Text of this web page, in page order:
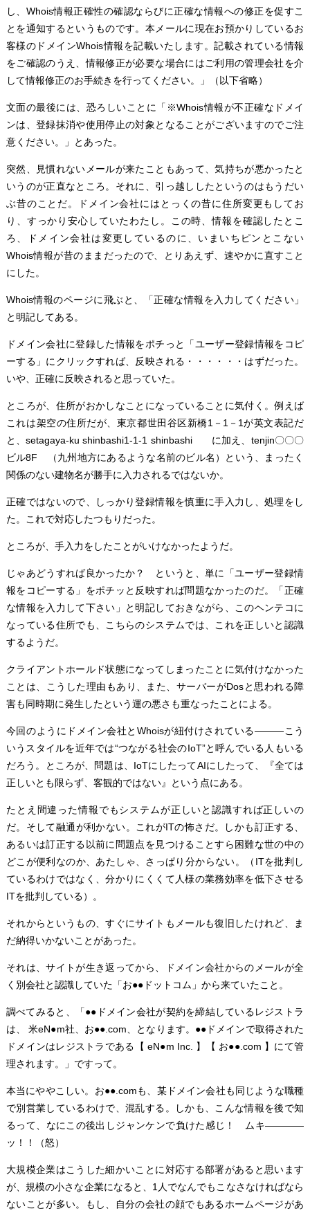
し、Whois情報正確性の確認ならびに正確な情報への修正を促すこ
とを通知するというものです。本メールに現在お預かりしているお
客様のドメインWhois情報を記載いたします。記載されている情報
をご確認のうえ、情報修正が必要な場合にはご利用の管理会社を介
して情報修正のお手続きを行ってください。」（以下省略）
文面の最後には、恐ろしいことに「※Whois情報が不正確なドメイ
ンは、登録抹消や使用停止の対象となることがございますのでご注
意ください。」とあった。
突然、見慣れないメールが来たこともあって、気持ちが悪かったと
いうのが正直なところ。それに、引っ越ししたというのはもうだい
ぶ昔のことだ。ドメイン会社にはとっくの昔に住所変更もしてお
り、すっかり安心していたわたし。この時、情報を確認したとこ
ろ、ドメイン会社は変更しているのに、いまいちピンとこない
Whois情報が昔のままだったので、とりあえず、速やかに直すこと
にした。
Whois情報のページに飛ぶと、「正確な情報を入力してください」
と明記してある。
ドメイン会社に登録した情報をポチっと「ユーザー登録情報をコピ
ーする」にクリックすれば、反映される・・・・・・はずだった。
いや、正確に反映されると思っていた。
ところが、住所がおかしなことになっていることに気付く。例えば
これは架空の住所だが、東京都世田谷区新橋1－1－1が英文表記だ
と、setagaya-ku shinbashi1-1-1 shinbashi に加え、tenjin〇〇〇
ビル8F （九州地方にあるような名前のビル名）という、まったく
関係のない建物名が勝手に入力されるではないか。
正確ではないので、しっかり登録情報を慎重に手入力し、処理をし
た。これで対応したつもりだった。
ところが、手入力をしたことがいけなかったようだ。
じゃあどうすれば良かったか？ というと、単に「ユーザー登録情
報をコピーする」をポチッと反映すれば問題なかったのだ。「正確
な情報を入力して下さい」と明記しておきながら、このヘンテコに
なっている住所でも、こちらのシステムでは、これを正しいと認識
するようだ。
クライアントホールド状態になってしまったことに気付けなかった
ことは、こうした理由もあり、また、サーバーがDosと思われる障
害も同時期に発生したという運の悪さも重なったことによる。
今回のようにドメイン会社とWhoisが紐付けされている―――こう
いうスタイルを近年では“つながる社会のIoT”と呼んでいる人もいる
だろう。ところが、問題は、IoTにしたってAIにしたって、『全ては
正しいとも限らず、客観的ではない』という点にある。
たとえ間違った情報でもシステムが正しいと認識すれば正しいの
だ。そして融通が利かない。これがITの怖さだ。しかも訂正する、
あるいは訂正する以前に問題点を見つけることすら困難な世の中の
どこが便利なのか、あたしゃ、さっぱり分からない。（ITを批判し
ているわけではなく、分かりにくくて人様の業務効率を低下させる
ITを批判している）。
それからというもの、すぐにサイトもメールも復旧したけれど、ま
だ納得いかないことがあった。
それは、サイトが生き返ってから、ドメイン会社からのメールが全
く別会社と認識していた「お●●ドットコム」から来ていたこと。
調べてみると、「●●ドメイン会社が契約を締結しているレジストラ
は、 米eN●m社、お●●.com、となります。●●ドメインで取得された
ドメインはレジストラである【 eN●m Inc. 】【 お●●.com 】にて管
理されます。」ですって。
本当にややこしい。お●●.comも、某ドメイン会社も同じような職種
で別営業しているわけで、混乱する。しかも、こんな情報を後で知
るって、なにこの後出しジャンケンで負けた感じ！ ムキ――――
ッ！！（怒）
大規模企業はこうした細かいことに対応する部署があると思います
が、規模の小さな企業になると、1人でなんでもこなさなければなら
ないことが多い。もし、自分の会社の顔でもあるホームページがあ